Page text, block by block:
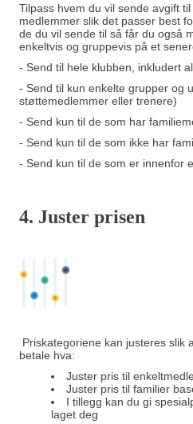
Tilpass hvem du vil sende avgift
medlemmer slik det passer best
de du vil sende til så får du også
enkeltvis og gruppevis på et
- Send til hele klubben, inkludert
- Send til kun enkelte grupper og
støttemedlemmer eller trenere)
- Send kun til de som har
- Send kun til de som ikke har
- Send kun til de som er innenfor
4. Juster prisen
Priskategoriene kan justeres slik
betale hva:
Juster pris til
Juster pris til familier
I tillegg kan du gi
laget deg